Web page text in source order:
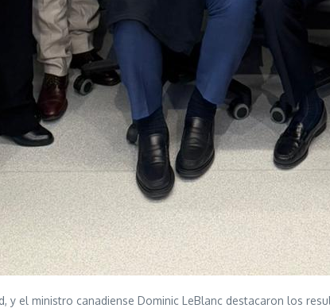
y el ministro canadiense Dominic LeBlanc destacaron los